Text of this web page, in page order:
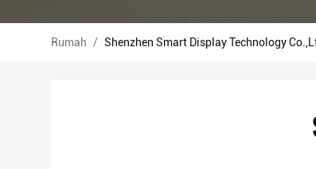
Rumah / Shenzhen Smart Display Technology